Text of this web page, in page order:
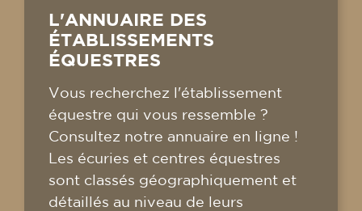
L'ANNUAIRE DES
ÉTABLISSEMENTS
ÉQUESTRES
Vous recherchez l'établissement
équestre qui vous ressemble ?
Consultez notre annuaire en ligne !
Les écuries et centres équestres
sont classés géographiquement et
détaillés au niveau de leurs